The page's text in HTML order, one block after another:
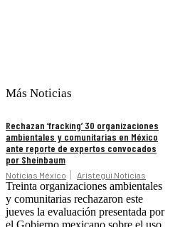
Más Noticias
Rechazan ‘fracking’ 30 organizaciones
ambientales y comunitarias en México
ante reporte de expertos convocados
por Sheinbaum
Noticias México Aristegui Noticias
Treinta organizaciones ambientales
y comunitarias rechazaron este
jueves la evaluación presentada por
el Gobierno mexicano sobre el uso